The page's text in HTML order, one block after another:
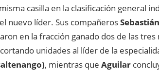
casilla en la clasificación general
nuevo líder. Sus compañeros
en la fracción ganado dos de las
unidades al líder de la
, mientras que Aguilar